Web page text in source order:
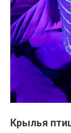
Крылья